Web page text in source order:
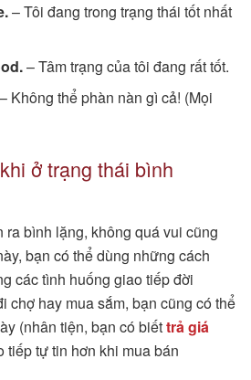
– Tôi đang trong trạng thái tốt nhất
– Tâm trạng của tôi đang rất tốt.
– Không thể phàn nàn gì cả! (Mọi
ở trạng thái bình
bình lặng, không quá vui cũng
bạn có thể dùng những cách
các tình huống giao tiếp đời
chợ hay mua sắm, bạn cũng có thể
(nhân tiện, bạn có biếttrả giá
tiếp tự tin hơn khi mua bán